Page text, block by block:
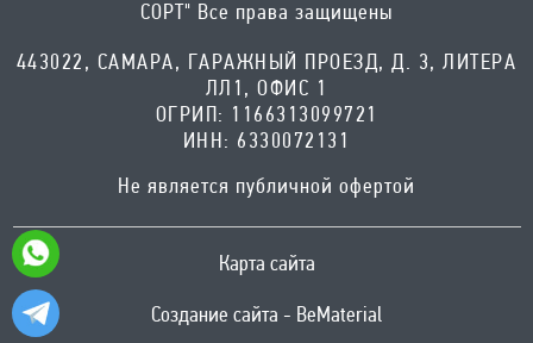
СОРТ" Все права защищены
443022, САМАРА, ГАРАЖНЫЙ ПРОЕЗД, Д. 3, ЛИТЕРА
ЛЛ1, ОФИС 1
ОГРИП: 1166313099721
ИНН: 6330072131
Не является публичной офертой
Карта сайта
Создание сайта - BeMaterial